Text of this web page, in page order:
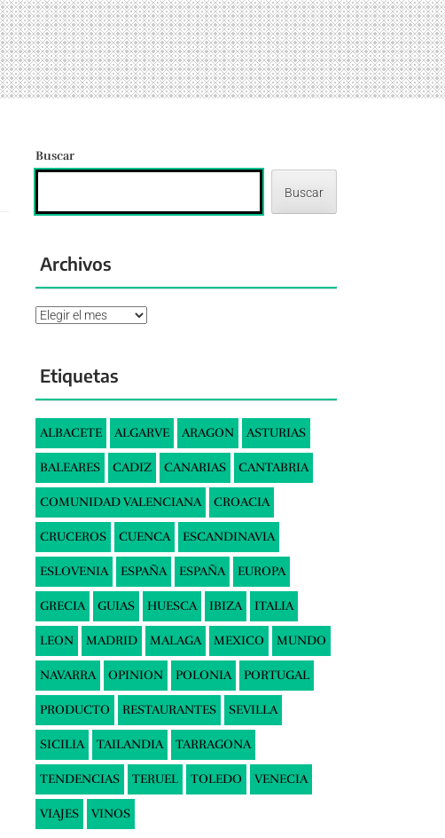
Buscar
Buscar
Archivos
Archivos
Etiquetas
ALBACETE ALGARVE ARAGON ASTURIAS
BALEARES CADIZ CANARIAS CANTABRIA
COMUNIDAD VALENCIANA CROACIA
CRUCEROS CUENCA ESCANDINAVIA
ESLOVENIA ESPAÑA ESPAÑA EUROPA
GRECIA GUIAS HUESCA IBIZA ITALIA
LEON MADRID MALAGA MEXICO MUNDO
NAVARRA OPINION POLONIA PORTUGAL
PRODUCTO RESTAURANTES SEVILLA
SICILIA TAILANDIA TARRAGONA
TENDENCIAS TERUEL TOLEDO VENECIA
VIAJES VINOS